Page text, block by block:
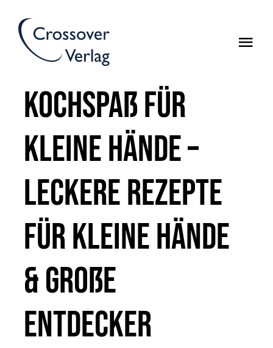
Inhalt
springen
Manuskripteinreichung
Kochspaß für
kleine Hände –
Leckere Rezepte
für kleine Hände
& große
Entdecker